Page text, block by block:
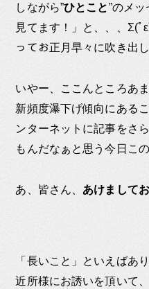
しながら”ひとこと”のメ
見てます！」と、、、Σ(
ってお正月早々に吹き出
いやー、ここんところあ
新頻度瀑下げ傾向にある
ンターネットに記事をさ
もんだなぁと思う今日こ
あ、皆さん、 あけまして
「長いこと」といえばあ
近所様にお誘いを頂いて